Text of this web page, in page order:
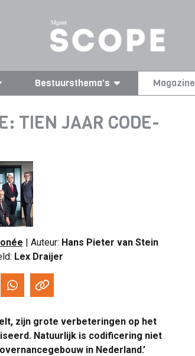
Bestuursthema's Magazine
TIEN JAAR CODE-
| Auteur: Hans Pieter van Stein
Lex Draijer
zijn grote verbeteringen op het
Natuurlijk is codificering niet
in Nederland.’